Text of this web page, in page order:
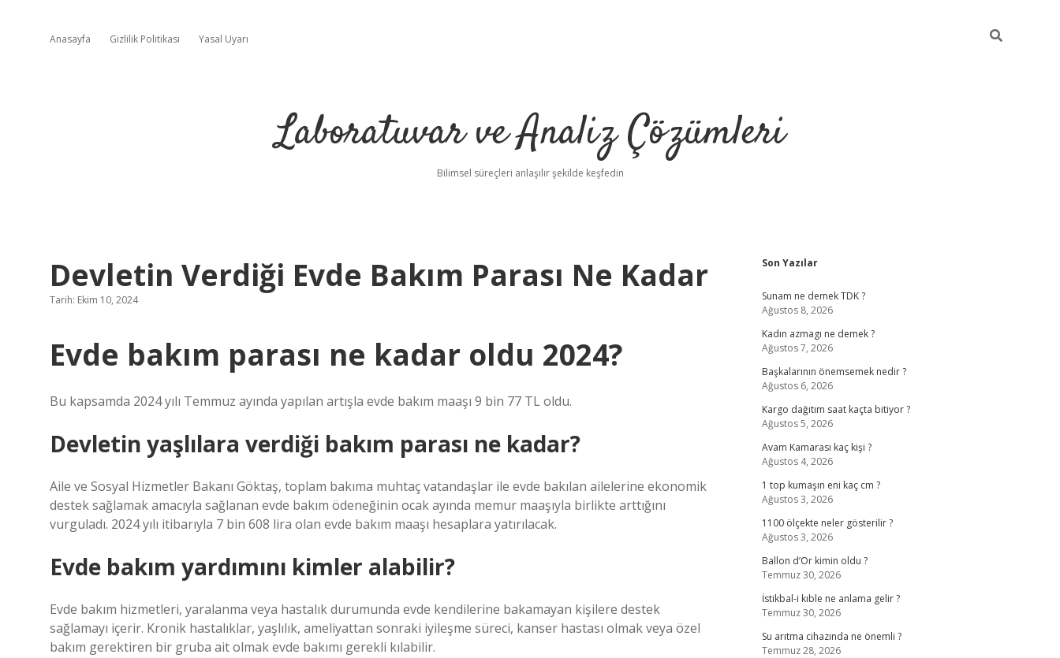
Anasayfa Gizlilik Politikası Yasal Uyarı
Laboratuvar ve Analiz Çözümleri
Bilimsel süreçleri anlaşılır şekilde keşfedin
Devletin Verdiği Evde Bakım Parası Ne Kadar
Tarih: Ekim 10, 2024
Evde bakım parası ne kadar oldu 2024?
Bu kapsamda 2024 yılı Temmuz ayında yapılan artışla evde bakım maaşı 9 bin 77 TL oldu.
Devletin yaşlılara verdiği bakım parası ne kadar?
Aile ve Sosyal Hizmetler Bakanı Göktaş, toplam bakıma muhtaç vatandaşlar ile evde bakılan ailelerine ekonomik
destek sağlamak amacıyla sağlanan evde bakım ödeneğinin ocak ayında memur maaşıyla birlikte arttığını
vurguladı. 2024 yılı itibarıyla 7 bin 608 lira olan evde bakım maaşı hesaplara yatırılacak.
Evde bakım yardımını kimler alabilir?
Evde bakım hizmetleri, yaralanma veya hastalık durumunda evde kendilerine bakamayan kişilere destek
sağlamayı içerir. Kronik hastalıklar, yaşlılık, ameliyattan sonraki iyileşme süreci, kanser hastası olmak veya özel
bakım gerektiren bir gruba ait olmak evde bakımı gerekli kılabilir.
Sidebar
Son Yazılar
Sunam ne demek TDK ?
Ağustos 8, 2026
Kadın azmagı ne demek ?
Ağustos 7, 2026
Başkalarının önemsemek nedir ?
Ağustos 6, 2026
Kargo dağıtım saat kaçta bitiyor ?
Ağustos 5, 2026
Avam Kamarası kaç kişi ?
Ağustos 4, 2026
1 top kumaşın eni kaç cm ?
Ağustos 3, 2026
1100 ölçekte neler gösterilir ?
Ağustos 3, 2026
Ballon d’Or kimin oldu ?
Temmuz 30, 2026
İstikbal-i kıble ne anlama gelir ?
Temmuz 30, 2026
Su arıtma cihazında ne önemli ?
Temmuz 28, 2026